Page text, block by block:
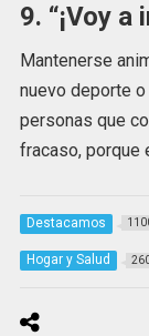
9. “¡Voy a
Mantenerse
nuevo deporte
personas que
fracaso, porque
Destacamos
Hogar y Salud